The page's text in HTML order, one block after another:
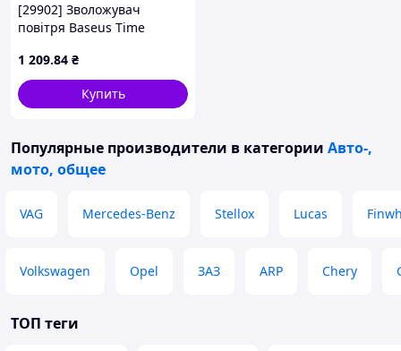
[29902] Зволожувач
повітря Baseus Time
gray)
1 209.84 ₴
Купить
Популярные производители в категории Авто-,
мото, общее
VAG Mercedes-Benz Stellox Lucas
Volkswagen Opel ЗАЗ ARP Chery
ТОП теги